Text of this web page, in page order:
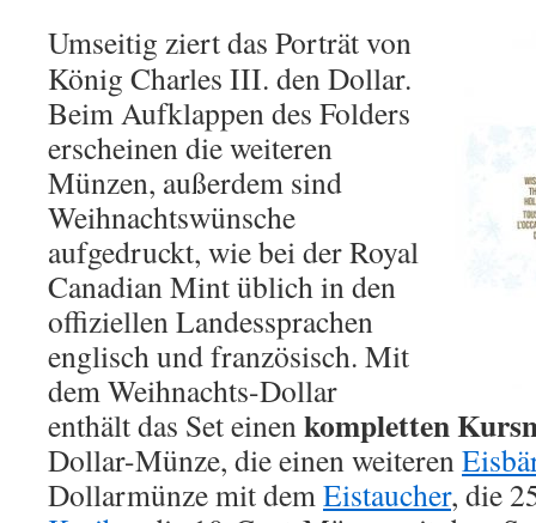
Umseitig ziert das Porträt von
König Charles III. den Dollar.
Beim Aufklappen des Folders
erscheinen die weiteren
Münzen, außerdem sind
Weihnachtswünsche
aufgedruckt, wie bei der Royal
Canadian Mint üblich in den
offiziellen Landessprachen
englisch und französisch. Mit
dem Weihnachts-Dollar
enthält das Set einenkompletten
Dollar-Münze, die einen weiteren
Dollarmünze mit demEistaucher, die